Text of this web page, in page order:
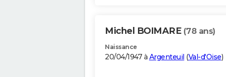
Michel BOIMARE (78 ans)
Naissance
20/04/1947 à Argenteuil (Val-d'Oise)